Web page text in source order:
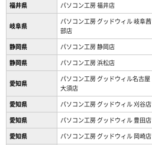
福井県
パソコン工房 福井店
岐阜県
パソコン工房 グッドウィル 岐阜茜
部店
静岡県 パソコン工房 静岡店
静岡県
パソコン工房 浜松店
愛知県
パソコン工房 グッドウィル名古屋
大須店
愛知県 パソコン工房 グッドウィル 刈谷店
愛知県
パソコン工房 グッドウィル 豊田店
愛知県
パソコン工房 グッドウィル 岡崎店